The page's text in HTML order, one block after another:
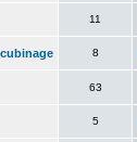
11
8
63
5